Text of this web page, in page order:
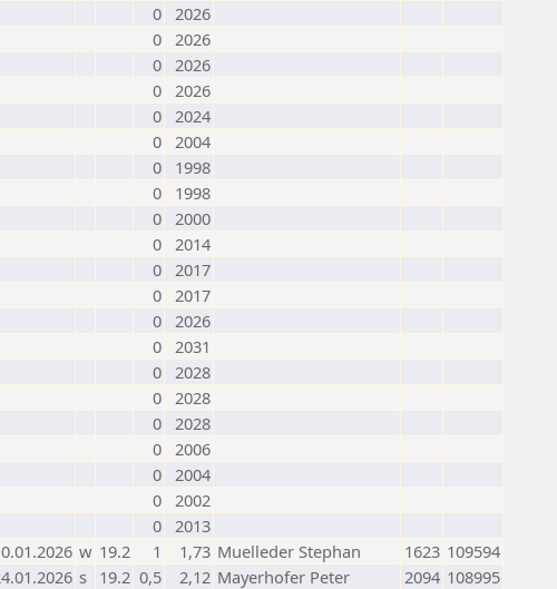
0 2026
0 2026
0 2026
0 2026
0 2024
0 2004
0
1998
0
1998
0 2000
0 2014
0 2017
0 2017
0 2026
0 2031
0 2028
0 2028
0 2028
0 2006
0 2004
0 2002
0 2013
w 19.2 1 1,73 Muelleder Stephan 1623 109594
s 19.2 0,5 2,12 Mayerhofer Peter 2094 108995